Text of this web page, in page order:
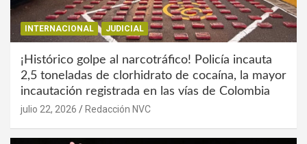
INTERNACIONAL JUDICIAL
¡Histórico golpe al narcotráfico! Policía incauta
2,5 toneladas de clorhidrato de cocaína, la mayor
incautación registrada en las vías de Colombia
julio 22, 2026 Redacción NVC